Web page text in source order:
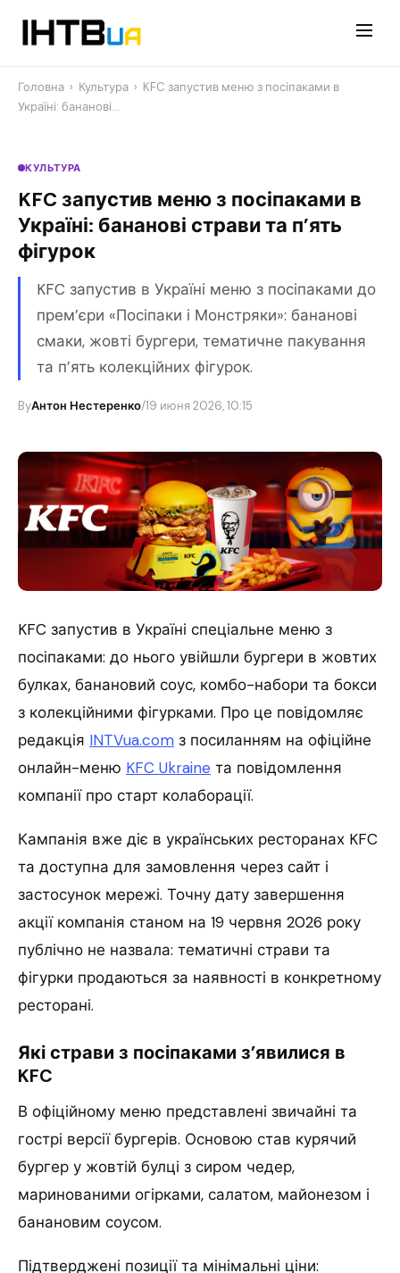
Головна › Культура › KFC запустив меню з посіпаками в
Україні: бананові…
КУЛЬТУРА
KFC запустив меню з посіпаками в
Україні: бананові страви та п’ять
фігурок
KFC запустив в Україні меню з посіпаками до
прем’єри «Посіпаки і Монстряки»: бананові
смаки, жовті бургери, тематичне пакування
та п’ять колекційних фігурок.
ByАнтон Нестеренко/19 июня 2026, 10:15
KFC запустив в Україні спеціальне меню з
посіпаками: до нього увійшли бургери в жовтих
булках, банановий соус, комбо-набори та бокси
з колекційними фігурками. Про це повідомляє
редакція INTVua.com з посиланням на офіційне
онлайн-меню KFC Ukraine та повідомлення
компанії про старт колаборації.
Кампанія вже діє в українських ресторанах KFC
та доступна для замовлення через сайт і
застосунок мережі. Точну дату завершення
акції компанія станом на 19 червня 2026 року
публічно не назвала: тематичні страви та
фігурки продаються за наявності в конкретному
ресторані.
Які страви з посіпаками з’явилися в
KFC
В офіційному меню представлені звичайні та
гострі версії бургерів. Основою став курячий
бургер у жовтій булці з сиром чедер,
маринованими огірками, салатом, майонезом і
банановим соусом.
Підтверджені позиції та мінімальні ціни: